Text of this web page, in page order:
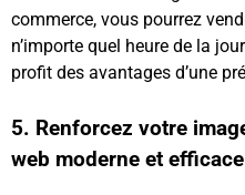
commerce, vous pourrez
n’importe quel heure de la
profit des avantages d’une
5. Renforcez votre
web moderne et efficace